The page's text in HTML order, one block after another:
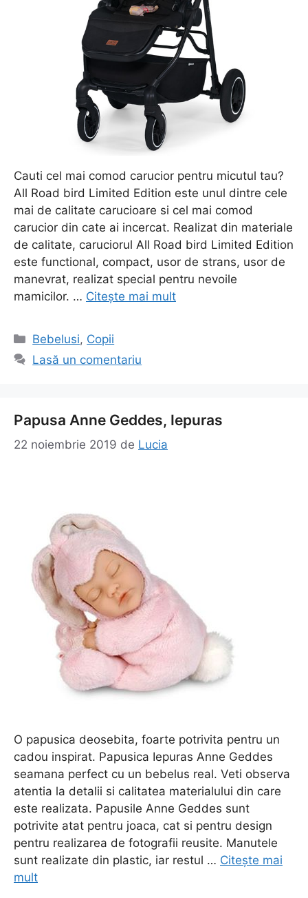
Cauti cel mai comod carucior pentru micutul tau?
All Road bird Limited Edition este unul dintre cele
mai de calitate carucioare si cel mai comod
carucior din cate ai incercat. Realizat din materiale
de calitate, caruciorul All Road bird Limited Edition
este functional, compact, usor de strans, usor de
manevrat, realizat special pentru nevoile
mamicilor. … Citește mai mult
Categorii
Bebelusi, Copii
Lasă un comentariu
Papusa Anne Geddes, Iepuras
22 noiembrie 2019 de Lucia
O papusica deosebita, foarte potrivita pentru un
cadou inspirat. Papusica Iepuras Anne Geddes
seamana perfect cu un bebelus real. Veti observa
atentia la detalii si calitatea materialului din care
este realizata. Papusile Anne Geddes sunt
potrivite atat pentru joaca, cat si pentru design
pentru realizarea de fotografii reusite. Manutele
sunt realizate din plastic, iar restul … Citește mai
mult